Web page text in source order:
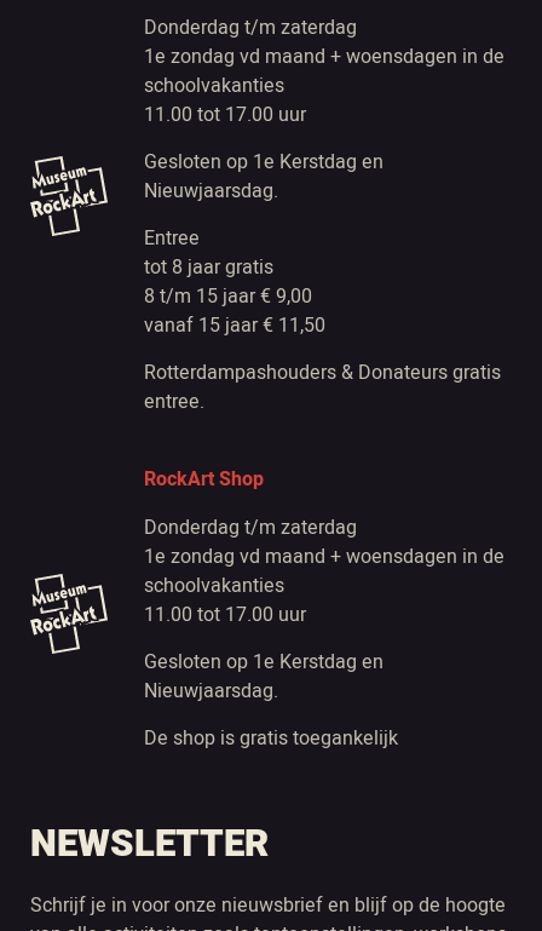
Donderdag t/m zaterdag
1e zondag vd maand + woensdagen in de
schoolvakanties
11.00 tot 17.00 uur
Gesloten op 1e Kerstdag en
Nieuwjaarsdag.
Entree
tot 8 jaar gratis
8 t/m 15 jaar € 9,00
vanaf 15 jaar € 11,50
Rotterdampashouders & Donateurs gratis
entree.
RockArt Shop
Donderdag t/m zaterdag
1e zondag vd maand + woensdagen in de
schoolvakanties
11.00 tot 17.00 uur
Gesloten op 1e Kerstdag en
Nieuwjaarsdag.
De shop is gratis toegankelijk
NEWSLETTER
Schrijf je in voor onze nieuwsbrief en blijf op de hoogte